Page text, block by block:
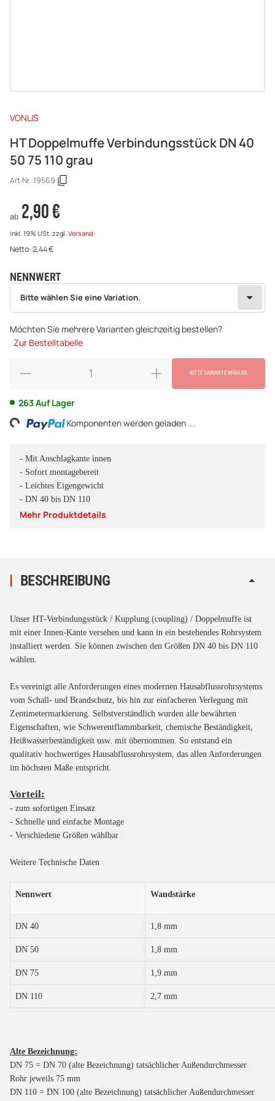
VONLIS
HT Doppelmuffe Verbindungsstück DN 40
50 75 110 grau
Art.Nr.:19569
ab 2,90 €
inkl. 19% USt. zzgl. Versand
Netto:2,44€
NENNWERT
wählen
Bitte wählen Sie eine Variation.
Möchten Sie mehrere Varianten gleichzeitig bestellen?
Zur Bestelltabelle
BITTE VARIANTE WÄHLEN
263 Auf Lager
Komponenten werden geladen ...
- Mit Anschlagkante innen
- Sofort montagebereit
- Leichtes Eigengewicht
- DN 40 bis DN 110
Mehr Produktdetails
BESCHREIBUNG
Unser HT-Verbindungsstück / Kupplung (coupling) / Doppelmuffe ist
mit einer Innen-Kante versehen und kann in ein bestehendes Rohrsystem
installiert werden. Sie können zwischen den Größen DN 40 bis DN 110
wählen.
Es vereinigt alle Anforderungen eines modernen Hausabflussrohrsystems
vom Schall- und Brandschutz, bis hin zur einfacheren Verlegung mit
Zentimetermarkierung. Selbstverständlich wurden alle bewährten
Eigenschaften, wie Schwerentflammbarkeit, chemische Beständigkeit,
Heißwasserbeständigkeit usw. mit übernommen. So entstand ein
qualitativ hochwertiges Hausabflussrohrsystem, das allen Anforderungen
im höchsten Maße entspricht.
Vorteil:
- zum sofortigen Einsatz
- Schnelle und einfache Montage
- Verschiedene Größen wählbar
Weitere Technische Daten
Nennwert Wandstärke
DN 40 1,8 mm
DN 50 1,8 mm
DN 75 1,9 mm
DN 110 2,7 mm
Alte Bezeichnung:
DN 75 = DN 70 (alte Bezeichnung) tatsächlicher Außendurchmesser
Rohr jeweils 75 mm
DN 110 = DN 100 (alte Bezeichnung) tatsächlicher Außendurchmesser